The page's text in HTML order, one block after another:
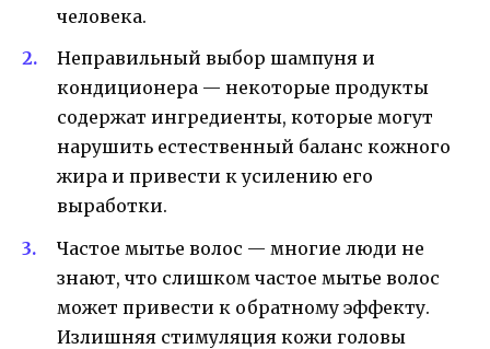
человека.
Неправильный выбор шампуня и
кондиционера — некоторые продукты
содержат ингредиенты, которые могут
нарушить естественный баланс кожного
жира и привести к усилению его
выработки.
Частое мытье волос — многие люди не
знают, что слишком частое мытье волос
может привести к обратному эффекту.
Излишняя стимуляция кожи головы